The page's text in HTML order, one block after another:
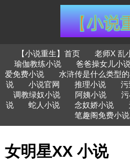
【小说重生】首页 老师X 乱
瑜伽教练小说
爸爸操女儿小
爱免费小说
水浒传是什么类型
说
小说官网 推理小说 污
调教绿奴小说
阿姨小说
说
蛇人小说 念奴娇小说
笔趣阁免费小
女明星XX 小说